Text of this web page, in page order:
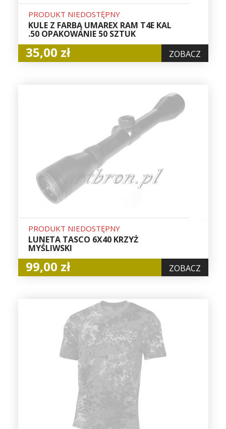
PRODUKT NIEDOSTĘPNY
KULE Z FARBĄ UMAREX RAM T4E KAL
.50 OPAKOWANIE 50 SZTUK
35,00 zł ZOBACZ
PRODUKT NIEDOSTĘPNY
LUNETA TASCO 6X40 KRZYŻ
MYŚLIWSKI
99,00 zł ZOBACZ